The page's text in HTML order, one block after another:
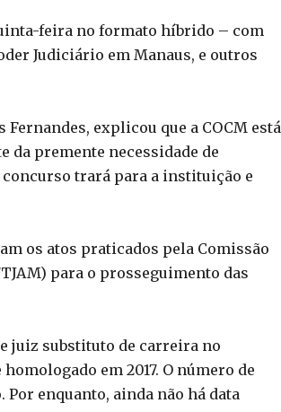
feira no formato híbrido – com
Judiciário em Manaus, e outros
explicou que a COCM está
da premente necessidade de
concurso trará para a instituição e
os atos praticados pela Comissão
para o prosseguimento das
juiz substituto de carreira no
em 2017. O número de
enquanto, ainda não há data